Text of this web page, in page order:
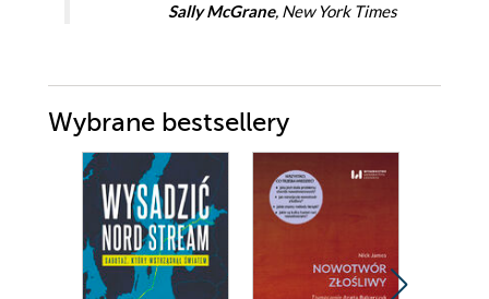
Sally McGrane, New York Times
Wybrane bestsellery